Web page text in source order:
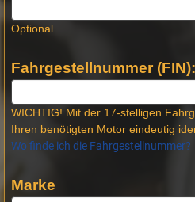
Optional
Fahrgestellnummer (FIN):
WICHTIG! Mit der 17-stelligen
Ihren benötigten Motor eindeutig
Wo finde ich die Fahrgestellnummer?
Marke